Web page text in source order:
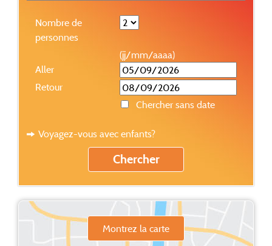
Nombre de
personnes
(jj/mm/aaaa)
Aller
Retour
Chercher sans date
Voyagez-vous avec enfants?
Montrez la carte